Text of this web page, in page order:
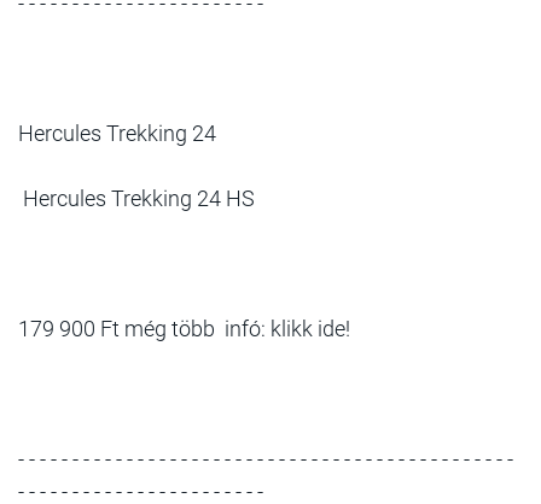
Hercules Trekking 24
Hercules Trekking 24 HS
179 900 Ft még több infó: klikk ide!
- - - - - - - - - - - - - - - - - - - - - - - - - - - - - - - - - - - - - - - - - - - - - -
- - - - - - - - - - - - - - - - - - - - - - -